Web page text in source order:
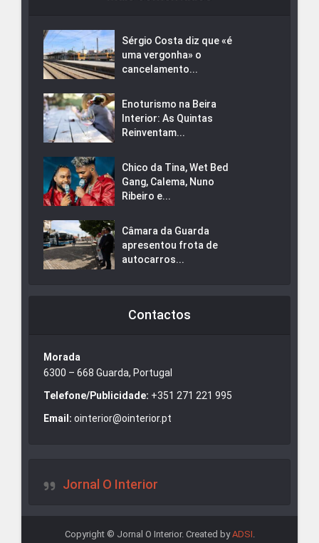
Sérgio Costa diz que «é
uma vergonha» o
cancelamento...
Enoturismo na Beira
Interior: As Quintas
Reinventam...
Chico da Tina, Wet Bed
Gang, Calema, Nuno
Ribeiro e...
Câmara da Guarda
apresentou frota de
autocarros...
Contactos
Morada
6300 – 668 Guarda, Portugal
Telefone/Publicidade: +351 271 221 995
Email: ointerior@ointerior.pt
Jornal O Interior
Copyright © Jornal O Interior. Created byADSI